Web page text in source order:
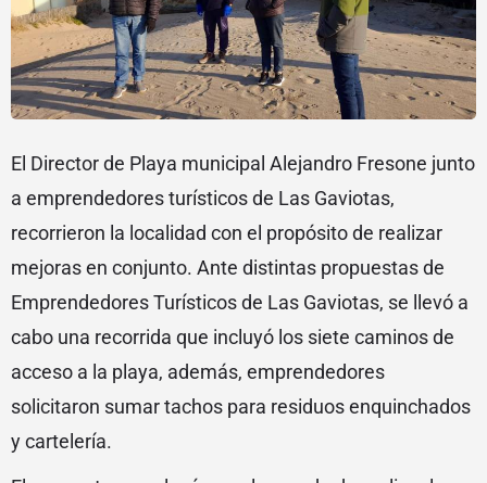
El Director de Playa municipal Alejandro Fresone junto
a emprendedores turísticos de Las Gaviotas,
recorrieron la localidad con el propósito de realizar
mejoras en conjunto. Ante distintas propuestas de
Emprendedores Turísticos de Las Gaviotas, se llevó a
cabo una recorrida que incluyó los siete caminos de
acceso a la playa, además, emprendedores
solicitaron sumar tachos para residuos enquinchados
y cartelería.